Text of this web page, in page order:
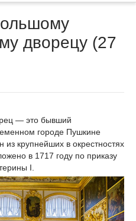
дворецу (27
— это бывший
городе Пушкине
крупнейших в окрестностях
в 1717 году по приказу
I.